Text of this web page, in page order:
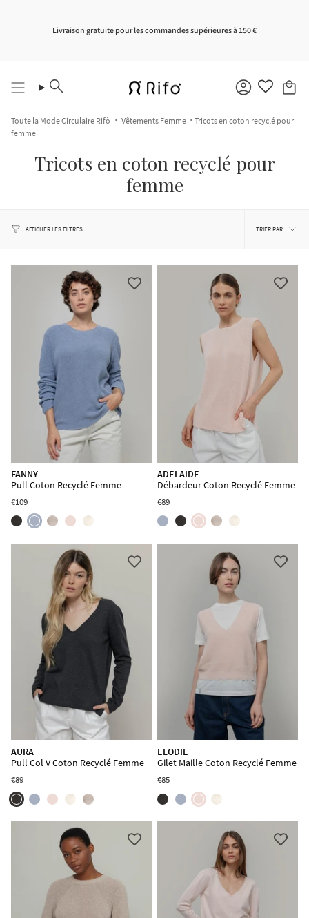
Livraison gratuite pour les commandes supérieures à 150 €
Recherche Compte
Toute la Mode Circulaire Rifò Vêtements Femme
Tricots en coton recyclé pour
femme
Tricots en coton recyclé pour
femme
AFFICHER LES FILTRES
parTRIER PAR
FANNY
Pull Coton Recyclé Femme
€109
ADELAIDE
Débardeur Coton Recyclé Femme
€89
AURA
Pull Col V Coton Recyclé Femme
€89
ELODIE
Gilet Maille Coton Recyclé Femme
€85